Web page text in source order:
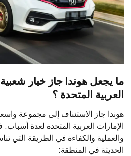
ما يجعل هوندا جاز خيار
العربية المتحدة ؟
هوندا جاز الاستئناف إلى مجموعة
الإمارات العربية المتحدة لعدة أسباب.
والعملية والكفاءة في الطريقة التي
الحديثة في المنطقة: